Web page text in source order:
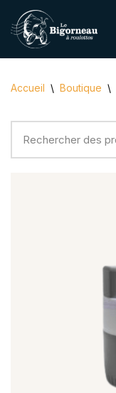
Aller
au
Accueil \ Boutique \